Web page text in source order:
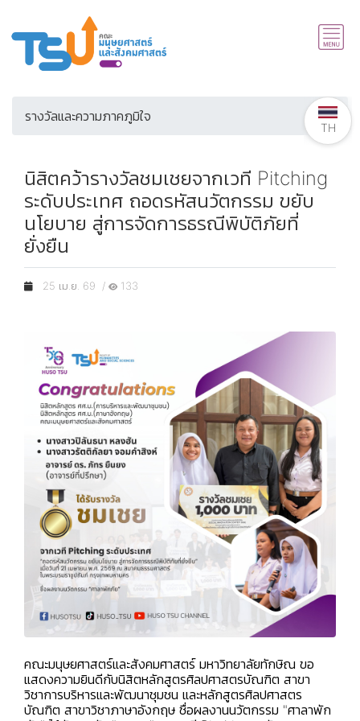
รางวัลและความภาคภูมิใจ
นิสิตคว้ารางวัลชมเชยจากเวที Pitching
ระดับประเทศ ถอดรหัสนวัตกรรม ขยับ
นโยบาย สู่การจัดการธรณีพิบัติภัยที่
ยั่งยืน
25 เม.ย. 69 / 133
คณะมนุษยศาสตร์และสังคมศาสตร์ มหาวิทยาลัยทักษิณ ขอ
แสดงความยินดีกับนิสิตหลักสูตรศิลปศาสตรบัณฑิต สาขา
วิชาการบริหารและพัฒนาชุมชน และหลักสูตรศิลปศาสตร
บัณฑิต สาขาวิชาภาษาอังกฤษ ชื่อผลงานนวัตกรรม "ศาลาพัก
TH